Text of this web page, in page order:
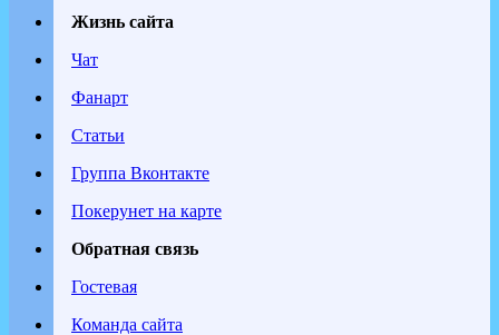
Жизнь сайта
Чат
Фанарт
Статьи
Группа Вконтакте
Покерунет на карте
Обратная связь
Гостевая
Команда сайта